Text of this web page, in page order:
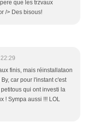
que les trzvaux
/> Des bisous!
finis, mais réinstallataon
car pour l'instant c'est
qui ont investi la
! Sympa aussi !!! LOL